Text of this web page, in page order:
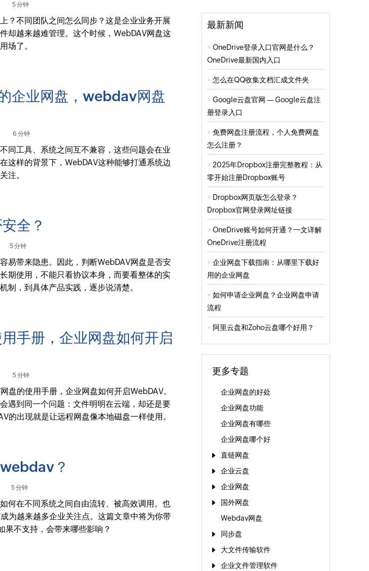
5 分钟
？不同团队之间怎么同步？这是企业业务开展
却越来越难管理。这个时候，WebDAV网盘这
场了。
企业网盘，webdav网盘
6 分钟
同工具、系统之间互不兼容，这些问题会在业
这样的背景下，WebDAV这种能够打通系统边
注。
全？
5 分钟
易带来隐患。因此，判断WebDAV网盘是否安
期使用，不能只看协议本身，而要看整体的实
制，到具体产品实践，逐步说清楚。
手册，企业网盘如何开启
5 分钟
盘的使用手册，企业网盘如何开启WebDAV。
遇到同一个问题：文件明明在云端，却还是要
的出现就是让远程网盘像本地磁盘一样使用。
？
5 分钟
何在不同系统之间自由流转、被高效调用。也
为越来越多企业关注点。这篇文章中将为你带
不支持，会带来哪些影响？
最新新闻
OneDrive登录入口官网是什么？
OneDrive最新国内入口
怎么在QQ收集文档汇成文件夹
Google云盘官网 — Google云盘注
册登录入口
免费网盘注册流程，个人免费网盘
怎么注册？
2025年Dropbox注册完整教程：从
零开始注册Dropbox账号
Dropbox网页版怎么登录？
Dropbox官网登录网址链接
OneDrive账号如何开通？一文详解
OneDrive注册流程
企业网盘下载指南：从哪里下载好
用的企业网盘
如何申请企业网盘？企业网盘申请
流程
阿里云盘和Zoho云盘哪个好用？
更多专题
企业网盘的好处
企业网盘功能
企业网盘有哪些
企业网盘哪个好
直链网盘
企业云盘
企业网盘
国外网盘
Webdav网盘
同步盘
大文件传输软件
企业文件管理软件